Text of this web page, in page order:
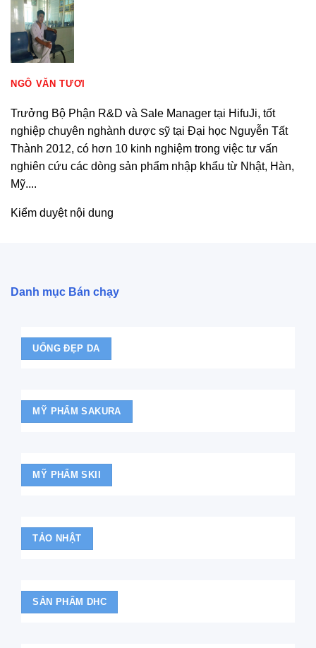
NGÔ VĂN TƯƠI
Trưởng Bộ Phận R&D và Sale Manager tại HifuJi, tốt
nghiệp chuyên nghành dược sỹ tại Đại học Nguyễn Tất
Thành 2012, có hơn 10 kinh nghiệm trong việc tư vấn
nghiên cứu các dòng sản phẩm nhập khẩu từ Nhật, Hàn,
Mỹ....
Kiểm duyệt nội dung
Danh mục Bán chạy
UỐNG ĐẸP DA
MỸ PHẨM SAKURA
MỸ PHẨM SKII
TẢO NHẬT
SẢN PHẨM DHC